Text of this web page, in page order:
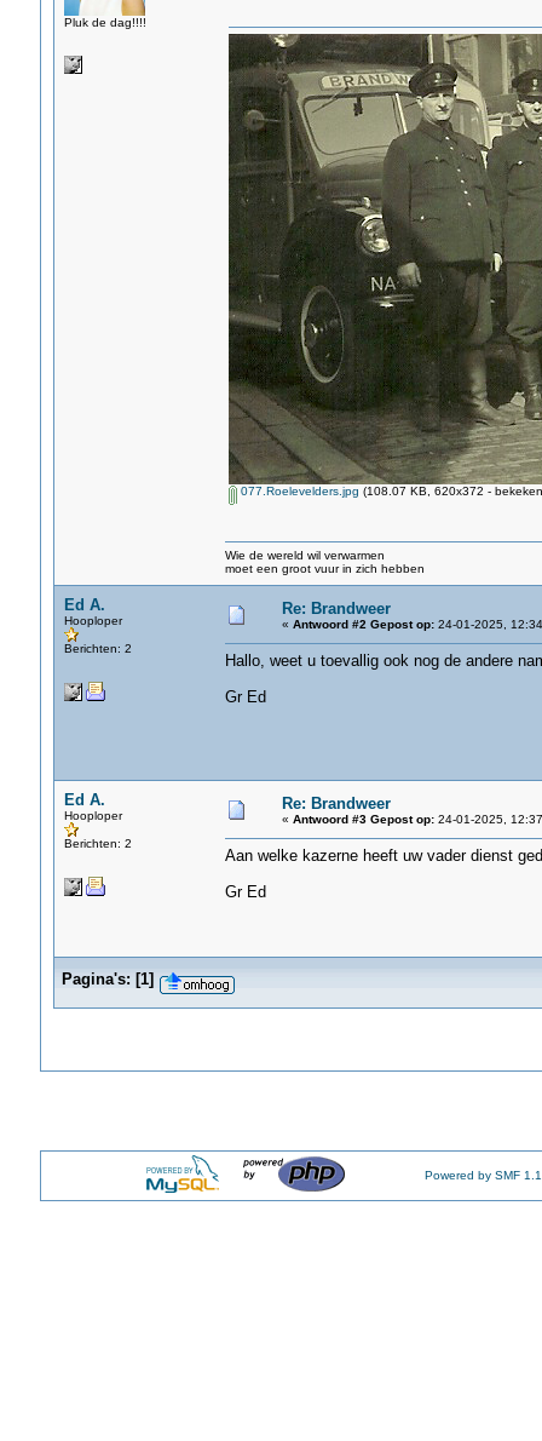
Pluk de dag!!!!
077.Roelevelders.jpg (108.07 KB, 620x372 -
Wie de wereld wil verwarmen
moet een groot vuur in zich hebben
Ed A.
Hooploper
Berichten: 2
Re: Brandweer
« Antwoord #2 Gepost op:24-01-2025,
Hallo, weet u toevallig ook nog de andere
Gr Ed
Ed A.
Hooploper
Berichten: 2
Re: Brandweer
« Antwoord #3 Gepost op:24-01-2025,
Aan welke kazerne heeft uw vader dienst
Gr Ed
Pagina's: [1]
Powered by SMF